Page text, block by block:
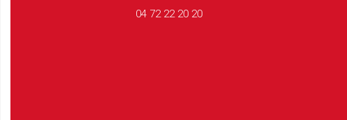
04 72 22 20 20